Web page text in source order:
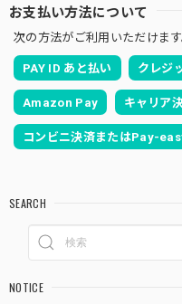
お支払い方法について
次の方法がご利用いただけます
PAY ID あと払い クレジ
Amazon Pay キャリア
コンビニ決済またはPay-
SEARCH
NOTICE